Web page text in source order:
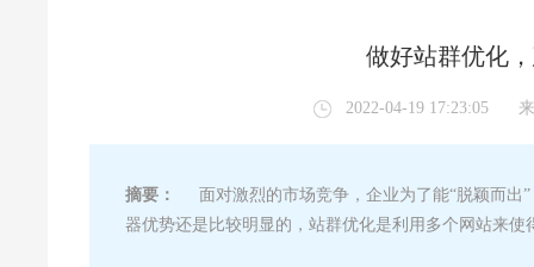
做好站群优化
2022-04-19 17:23:05
摘要：
面对激烈的市场竞争，企业为了能“脱颖而出
器优势还是比较明显的，站群优化是利用多个网站来